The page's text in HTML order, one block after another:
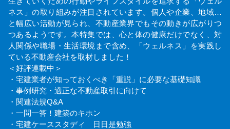
ネス」の取り組みが注目されています。個人や企業、地域…
と幅広い活動が見られ、不動産業界でもその動きが広がりつ
つあるようです。本特集では、心と体の健康だけでなく、対
人関係や職場・生活環境まで含め、「ウェルネス」を実践し
ている不動産会社を取材しました！
＜好評連載中＞
・宅建業者が知っておくべき「重説」に必要な基礎知識
・事例研究・適正な不動産取引に向けて
・関連法規Q&A
・一問一答！建築のキホン
・宅建ケーススタディ 日日是勉強